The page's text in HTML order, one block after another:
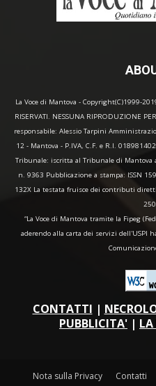
La Voce di Mantova - Copyright(C)1999-
RISERVATI. NESSUNA RIPRODUZIONE
responsabile: Alessio Tarpini
12 - Mantova - P.IVA, C.F. e R.I.
Tribunale: iscritta al Tribunale di
n. 9363 Pubblicazione a stampa: ISSN
132X La testata fruisce dei contributi
“La Voce di Mantova tramite la Fipeg
aderendo alla carta dei servizi dell'USPI
CONTATTI |
PUBBLICITA' | LA
Nota sulla Privacy Contatti